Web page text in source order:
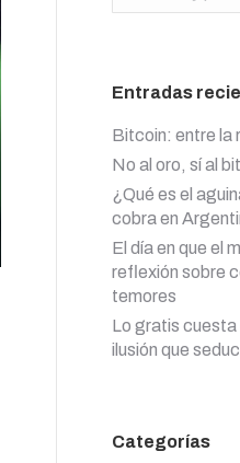
Entradas
Bitcoin: entre la
No al oro, sí al
¿Qué es el
cobra en
El día en que el
reflexión sobre
temores
Lo gratis
ilusión que
Categorías